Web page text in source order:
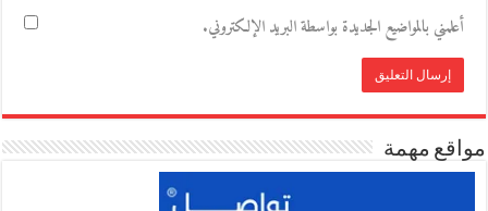
أعلمني بالمواضيع الجديدة بواسطة البريد الإلكتروني.
مواقع مهمة